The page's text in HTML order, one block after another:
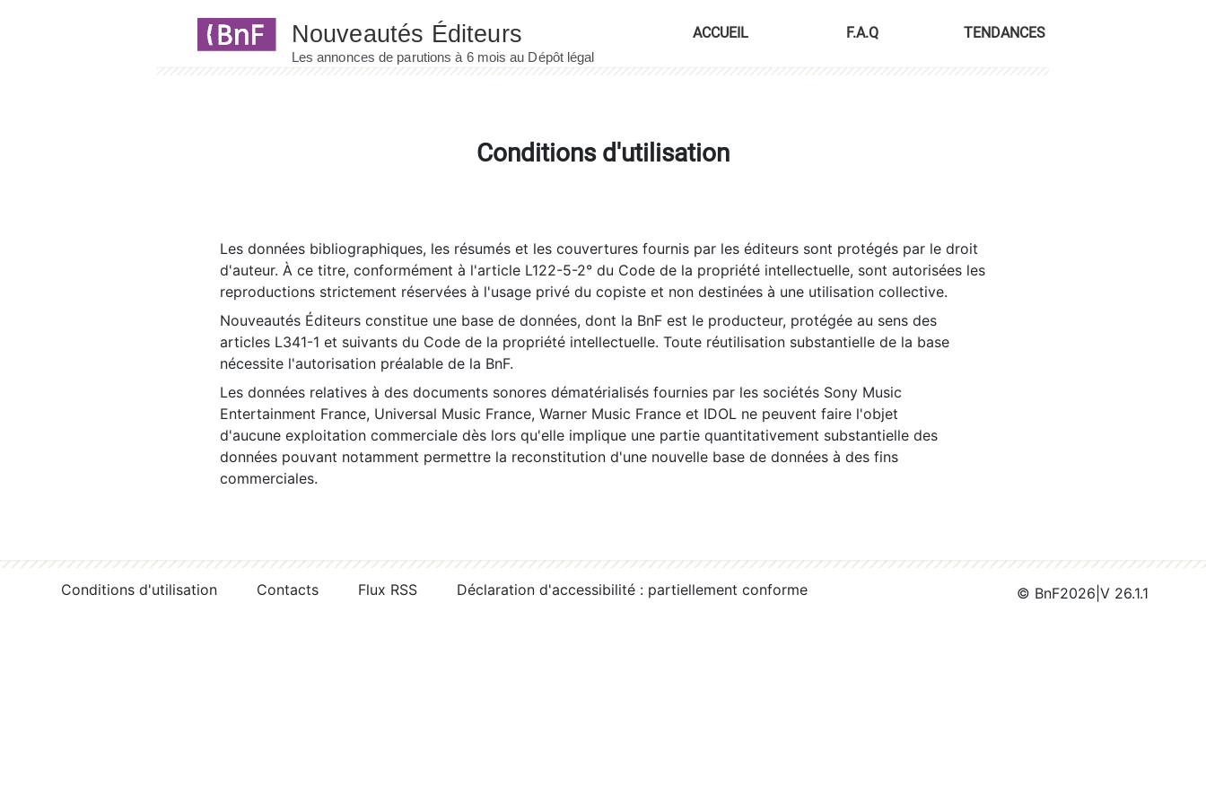
ACCUEIL F.A.Q TENDANCES
Conditions d'utilisation
Les données bibliographiques, les résumés et les couvertures fournis par les éditeurs sont protégés par le droit
d'auteur. À ce titre, conformément à l'article L122-5-2° du Code de la propriété intellectuelle, sont autorisées les
reproductions strictement réservées à l'usage privé du copiste et non destinées à une utilisation collective.
Nouveautés Éditeurs constitue une base de données, dont la BnF est le producteur, protégée au sens des
articles L341-1 et suivants du Code de la propriété intellectuelle. Toute réutilisation substantielle de la base
nécessite l'autorisation préalable de la BnF.
Les données relatives à des documents sonores dématérialisés fournies par les sociétés Sony Music
Entertainment France, Universal Music France, Warner Music France et IDOL ne peuvent faire l'objet
d'aucune exploitation commerciale dès lors qu'elle implique une partie quantitativement substantielle des
données pouvant notamment permettre la reconstitution d'une nouvelle base de données à des fins
commerciales.
Conditions d'utilisation Contacts Flux RSS Déclaration d'accessibilité : partiellement conforme © BnF2026 V 26.1.1